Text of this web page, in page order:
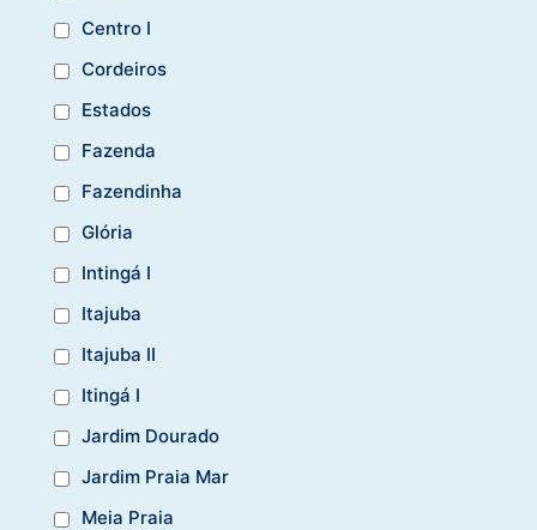
Centro I
Cordeiros
Estados
Fazenda
Fazendinha
Glória
Intingá I
Itajuba
Itajuba II
Itingá I
Jardim Dourado
Jardim Praia Mar
Meia Praia